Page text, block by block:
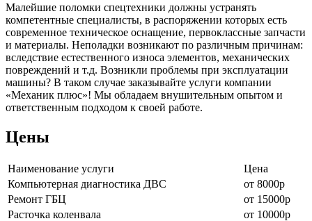
Малейшие поломки спецтехники должны устранять
компетентные специалисты, в распоряжении которых есть
современное техническое оснащение, первоклассные запчасти
и материалы. Неполадки возникают по различным причинам:
вследствие естественного износа элементов, механических
повреждений и т.д. Возникли проблемы при эксплуатации
машины? В таком случае заказывайте услуги компании
«Механик плюс»! Мы обладаем внушительным опытом и
ответственным подходом к своей работе.
Цены
Наименование уcлуги
Цена
Компьютерная диагностика ДВС
от 8000р
Ремонт ГБЦ
от 15000р
Расточка коленвала
от 10000р